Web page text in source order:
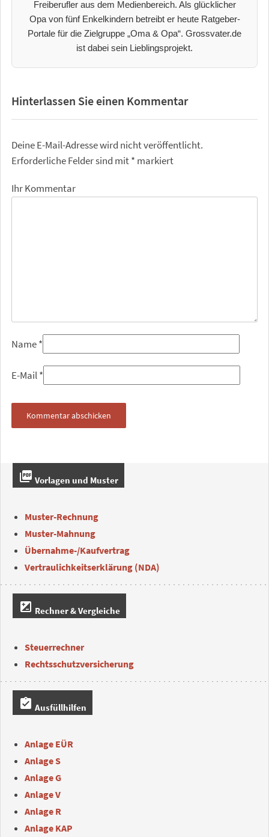
Freiberufler aus dem Medienbereich. Als glücklicher
Opa von fünf Enkelkindern betreibt er heute Ratgeber-
Portale für die Zielgruppe „Oma & Opa“. Grossvater.de
ist dabei sein Lieblingsprojekt.
Hinterlassen Sie einen Kommentar
Deine E-Mail-Adresse wird nicht veröffentlicht.
Erforderliche Felder sind mit* markiert
Ihr Kommentar
Name*
E-Mail*
picture_as_pdf Vorlagen und Muster
Muster-Rechnung
Muster-Mahnung
Übernahme-/Kaufvertrag
Vertraulichkeitserklärung (NDA)
iso Rechner & Vergleiche
Steuerrechner
Rechtsschutzversicherung
assignment_turned_in Ausfüllhilfen
Anlage EÜR
Anlage S
Anlage G
Anlage V
Anlage R
Anlage KAP